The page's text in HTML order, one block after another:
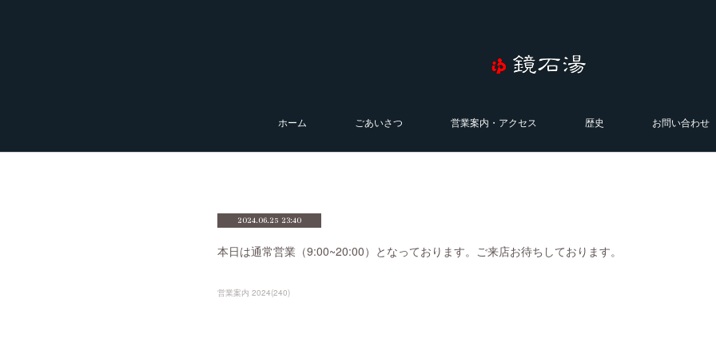
ホーム ごあいさつ 営業案内・アクセス 歴史 お問い合わせ
2024.06.25 23:40
本日は通常営業（9:00~20:00）となっております。ご来店お待ちしております。
営業案内 2024(240)